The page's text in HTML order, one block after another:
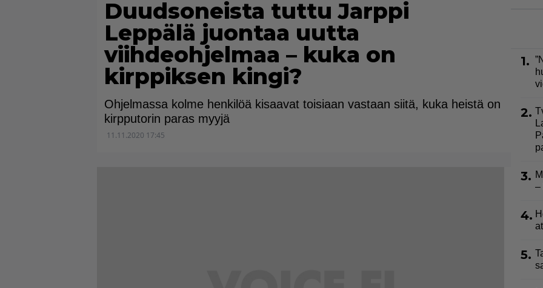
Duudsoneista tuttu Jarppi
Leppälä juontaa uutta
viihdeohjelmaa – kuka on
kirppiksen kingi?
Ohjelmassa kolme henkilöä kisaavat toisiaan vastaan siitä, kuka heistä on
kirpputorin paras myyjä
11.11.2020 17:45
1.
2.
3.
–
4.
5.